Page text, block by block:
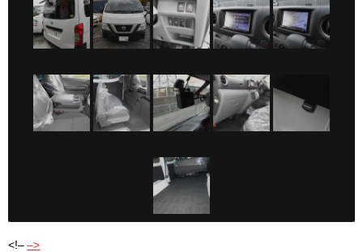
<!––>